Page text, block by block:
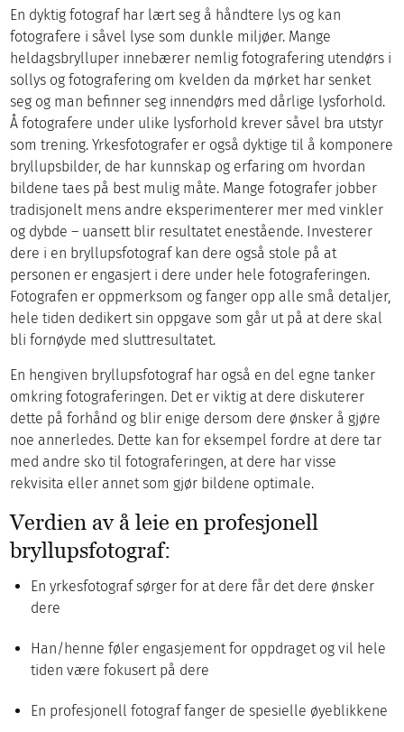
En dyktig fotograf har lært seg å håndtere lys og kan
fotografere i såvel lyse som dunkle miljøer. Mange
heldagsbrylluper innebærer nemlig fotografering utendørs i
sollys og fotografering om kvelden da mørket har senket
seg og man befinner seg innendørs med dårlige lysforhold.
Å fotografere under ulike lysforhold krever såvel bra utstyr
som trening. Yrkesfotografer er også dyktige til å komponere
bryllupsbilder, de har kunnskap og erfaring om hvordan
bildene taes på best mulig måte. Mange fotografer jobber
tradisjonelt mens andre eksperimenterer mer med vinkler
og dybde – uansett blir resultatet enestående. Investerer
dere i en bryllupsfotograf kan dere også stole på at
personen er engasjert i dere under hele fotograferingen.
Fotografen er oppmerksom og fanger opp alle små detaljer,
hele tiden dedikert sin oppgave som går ut på at dere skal
bli fornøyde med sluttresultatet.
En hengiven bryllupsfotograf har også en del egne tanker
omkring fotograferingen. Det er viktig at dere diskuterer
dette på forhånd og blir enige dersom dere ønsker å gjøre
noe annerledes. Dette kan for eksempel fordre at dere tar
med andre sko til fotograferingen, at dere har visse
rekvisita eller annet som gjør bildene optimale.
Verdien av å leie en profesjonell
bryllupsfotograf:
En yrkesfotograf sørger for at dere får det dere ønsker
dere
Han/henne føler engasjement for oppdraget og vil hele
tiden være fokusert på dere
En profesjonell fotograf fanger de spesielle øyeblikkene